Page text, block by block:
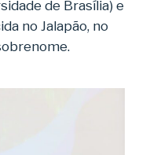
de Brasília) e
no Jalapão, no